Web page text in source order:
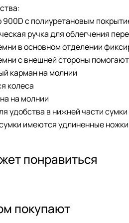
с полиуретановым
ручка для облегчения
в основном отделении
с внешней стороны
карман на молнии
колеса
на молнии
удобства в нижней части сумки
имеются удлиненные
понравиться
покупают